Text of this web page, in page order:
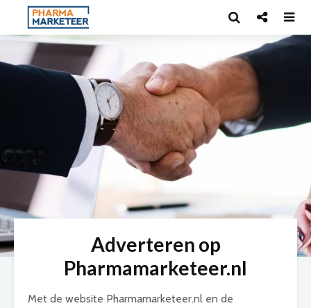
Adverteren op
Pharmamarketeer.nl
Met de website Pharmamarketeer.nl en de